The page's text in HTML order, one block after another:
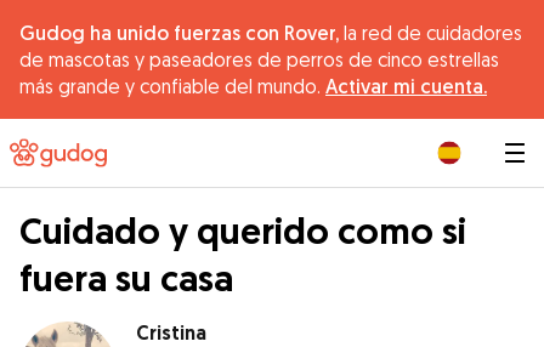
Gudog ha unido fuerzas con Rover, la red de cuidadores
de mascotas y paseadores de perros de cinco estrellas
más grande y confiable del mundo. Activar mi cuenta.
Cuidado y querido como si
fuera su casa
Cristina